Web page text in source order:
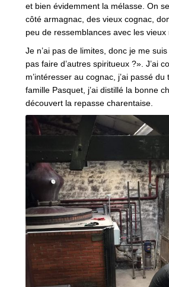
et bien évidemment la mélasse. On
côté armagnac, des vieux cognac,
peu de ressemblances avec les vieux
Je n’ai pas de limites, donc je me
pas faire d’autres spiritueux ?». J’ai
m’intéresser au cognac, j’ai passé du
famille Pasquet, j’ai distillé la bonne
découvert la repasse charentaise.